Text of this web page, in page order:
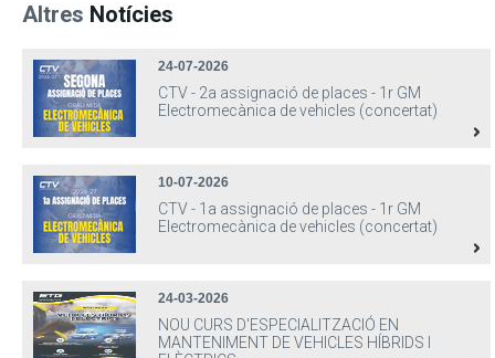
Altres Notícies
24-07-2026
CTV - 2a assignació de places - 1r GM
Electromecànica de vehicles (concertat)
10-07-2026
CTV - 1a assignació de places - 1r GM
Electromecànica de vehicles (concertat)
24-03-2026
NOU CURS D'ESPECIALITZACIÓ EN
MANTENIMENT DE VEHICLES HÍBRIDS I